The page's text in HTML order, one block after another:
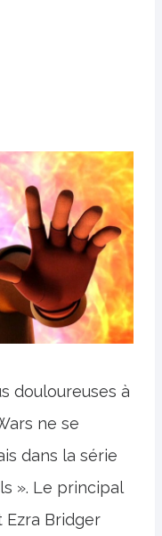
douloureuses à
ne se
dans la série
». Le principal
Bridger